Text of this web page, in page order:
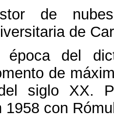
de nubes
de
época del
de
siglo XX.
1958 con